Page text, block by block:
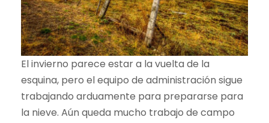
El invierno parece estar a la vuelta de la
esquina, pero el equipo de administración sigue
trabajando arduamente para prepararse para
la nieve. Aún queda mucho trabajo de campo